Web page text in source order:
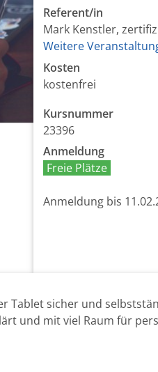
Referent/in
Mark Kenstler,
Weitere
Kosten
kostenfrei
Kursnummer
23396
Anmeldung
Freie Plätze
Anmeldung bis
Tablet sicher und
und mit viel Raum für